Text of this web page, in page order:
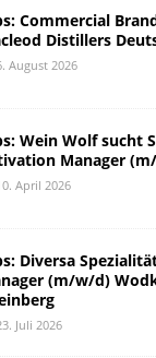
Commercial
Distillers
August 2026
Wein Wolf sucht
Manager
April 2026
Diversa
(m/w/d)
Juli 2026